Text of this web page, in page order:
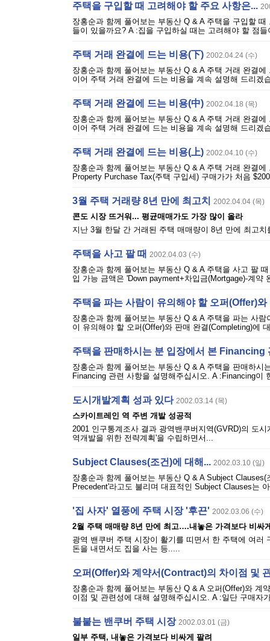
주택을 구입할 때 고려해야 할 주요 사항은...
장홍순과 함께 풀어보는 부동산 Q & A 주택을 구입할
들이 있을까요? A :집을 구입하실 때는 고려해야 할 점
주택 거래 완결에 드는 비용(下) 2002.04.24 (수)
장홍순과 함께 풀어보는 부동산 Q & A 주택 거래 완결
이어 주택 거래 완결에 드는 비용을 계속 설명해 드리겠
주택 거래 완결에 드는 비용(中) 2002.04.18 (목)
장홍순과 함께 풀어보는 부동산 Q & A 주택 거래 완결
이어 주택 거래 완결에 드는 비용을 계속 설명해 드리
주택 거래 완결에 드는 비용(上) 2002.04.10 (수)
장홍순과 함께 풀어보는 부동산 Q & A 주택 거래 완결
Property Purchase Tax(주택 구입세) 구매가가 처음
3월 주택 거래량 8년 만에 최고치 2002.04.04 (목)
콘도 시장 뜨거워... 평균매매가도 가장 많이 올라
지난 3월 한달 간 거래된 주택 매매량이 8년 만에 최고
주택을 사고 팔 때 2002.04.03 (수)
장홍순과 함께 풀어보는 부동산 Q & A 주택을 사고 팔
입 가능 금액은 'Down payment+차입금(Mortgage)-계
주택을 파는 사람이 유의해야 할 오퍼(Offer)
장홍순과 함께 풀어보는 부동산 Q & A 주택을 파는 사
이 유의해야 할 오퍼(Offer)와 판매 완결(Completing)에
주택을 판매하시는 분 입장에서 본 Financing
장홍순과 함께 풀어보는 부동산 Q & A 주택을 판매하
Financing 관련 사항을 설명해주십시오. A :Financing
도시개발계획 성과 있다 2002.03.14 (목)
스카이트레인 역 주변 개발 성공적
2001 인구통계조사 결과 광역밴쿠버지역(GVRD)의 도
역개발을 위한 전략계획'을 수립하면서...
Subject Clauses(조건)에 대해... 2002.03.10 (일)
장홍순과 함께 풀어보는 부동산 Q & A Subject
Precedent'라고도 불리며 대표적인 Subject Clauses는
'집 사자' 열풍에 주택 시장 '후끈' 2002.03.06 (수)
2월 주택 매매량 8년 만에 최고….내놓은 가격보다 비싸
광역 밴쿠버 주택 시장이 활기를 띠면서 한 주택에 여
돈을 내면서도 집을 사는 등.....
오퍼(Offer)와 계약서(Contract)의 차이점 및
장홍순과 함께 풀어보는 부동산 Q & A 오퍼(Offer)와 계
이점 및 관련성에 대해 설명해주십시오. A :일단 구매자
불붙는 밴쿠버 주택 시장 2002.03.01 (금)
일부 주택, 내놓은 가격보다 비싸게 팔려